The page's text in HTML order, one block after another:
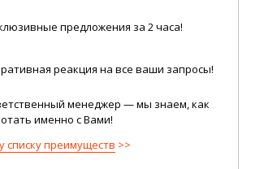
предложения за 2 часа!
реакция на все ваши запросы!
менеджер — мы знаем, как
именно с Вами!
списку преимуществ